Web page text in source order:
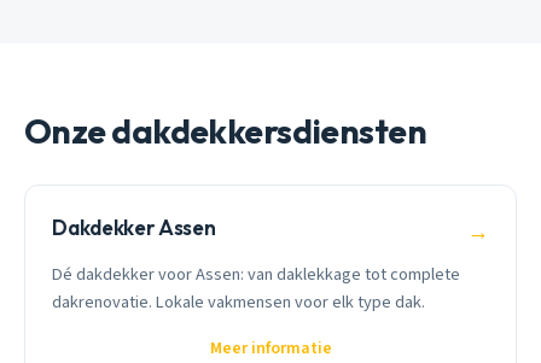
Onze dakdekkersdiensten
Dakdekker Assen →
Dé dakdekker voor Assen: van daklekkage tot complete
dakrenovatie. Lokale vakmensen voor elk type dak.
Meer informatie